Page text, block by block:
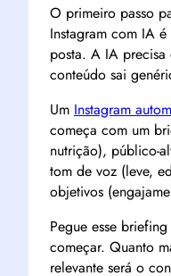
O primeiro passo
Instagram com IA
posta. A IA
conteúdo sai
Um Instagram
começa com um
nutrição), público-
tom de voz (leve,
objetivos
Pegue esse
começar. Quanto
relevante será o